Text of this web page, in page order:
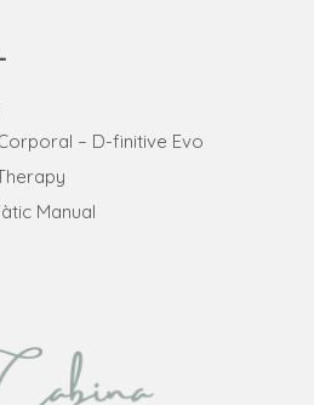
– D-finitive Evo
Manual